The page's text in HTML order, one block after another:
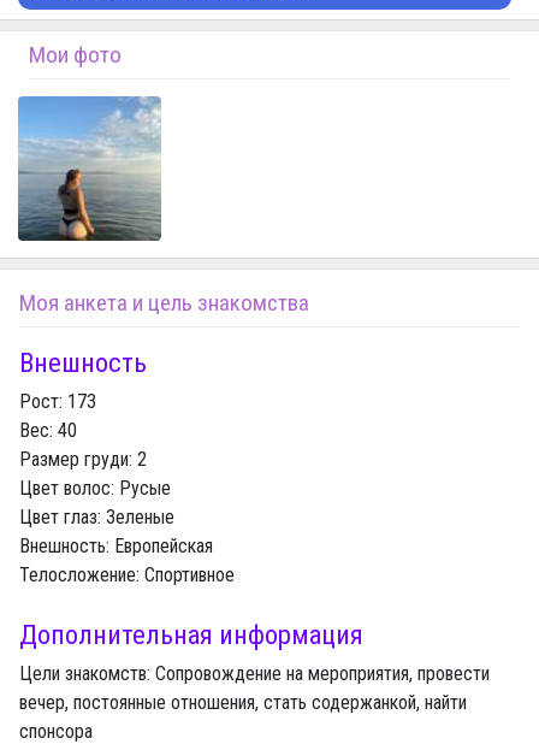
Мои фото
Моя анкета и цель знакомства
Внешность
Рост: 173
Вес: 40
Размер груди: 2
Цвет волос: Русые
Цвет глаз: Зеленые
Внешность: Европейская
Телосложение: Спортивное
Дополнительная информация
Цели знакомств: Сопровождение на мероприятия, провести
вечер, постоянные отношения, стать содержанкой, найти
спонсора